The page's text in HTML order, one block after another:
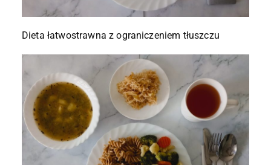
Dieta łatwostrawna z ograniczeniem tłuszczu